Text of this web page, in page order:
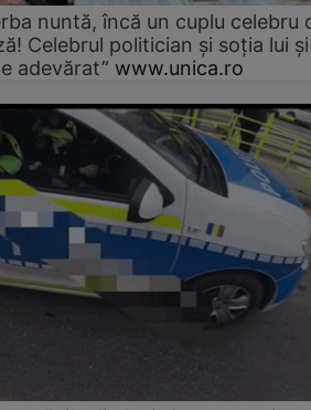
nuntă, încă un cuplu celebru
Celebrul politician și soția lui
adevărat” www.unica.ro